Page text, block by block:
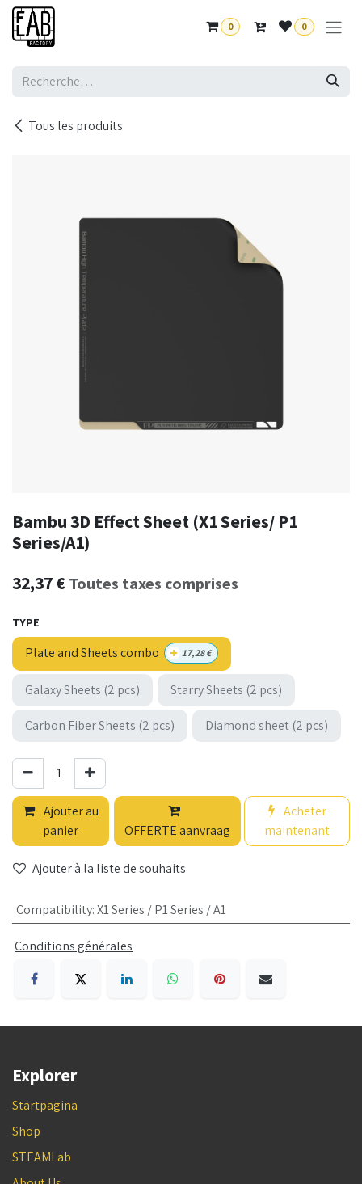
Se rendre au contenu
0 0
Tous les produits
Bambu 3D Effect Sheet (X1 Series/ P1
Series/A1)
32,37€ Toutes taxes comprises
TYPE
Plate and Sheets combo + 17,28€
Galaxy Sheets (2 pcs) Starry Sheets (2 pcs)
Carbon Fiber Sheets (2 pcs) Diamond sheet (2 pcs)
Ajouter au
panier
OFFERTE aanvraag
Acheter
maintenant
Ajouter à la liste de souhaits
Compatibility:X1 Series / P1 Series / A1
Conditions générales
Explorer
Startpagina
Shop
STEAMLab